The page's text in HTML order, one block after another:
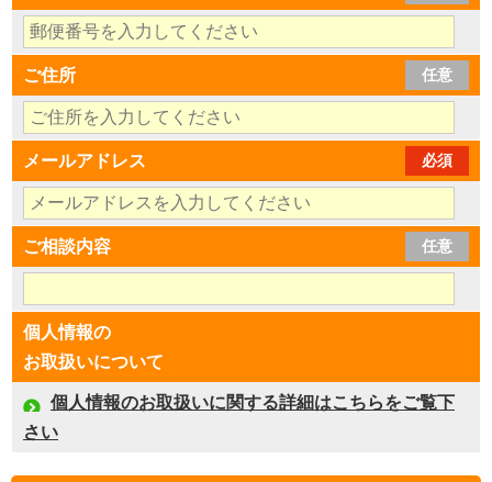
ご住所 任意
メールアドレス 必須
ご相談内容 任意
個人情報の
お取扱いについて
個人情報のお取扱いに関する詳細はこちらをご覧下
さい